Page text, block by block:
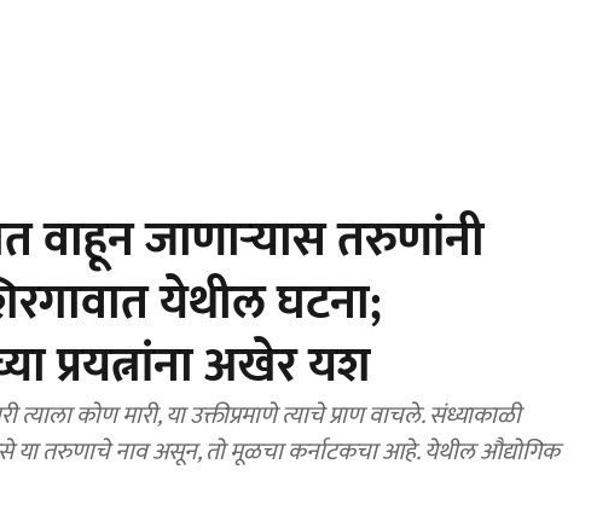
जाणाऱ्यास तरुणांनी
येथील घटना;
प्रयत्नांना अखेर यश
या तरुणाचे नाव असून, तो मूळचा कर्नाटकचा आहे. येथील औद्योगिक